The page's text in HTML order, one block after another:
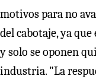
motivos para no
del cabotaje, ya
y solo se oponen
industria. "La